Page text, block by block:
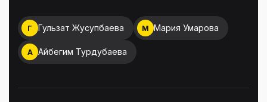
Г Гульзат Жусупбаева М Мария Умарова
А Айбегим Турдубаева